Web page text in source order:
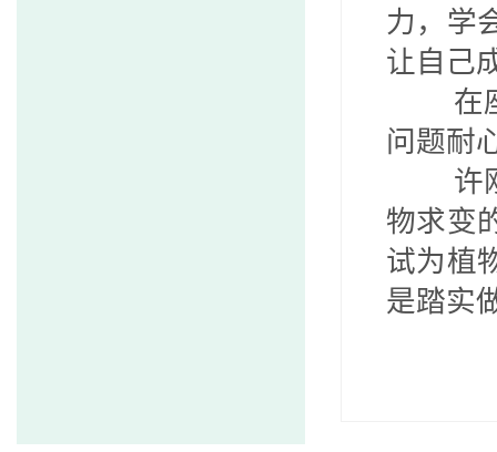
力，学
让自己
在
问题耐
许
物求变
试为植
是踏实